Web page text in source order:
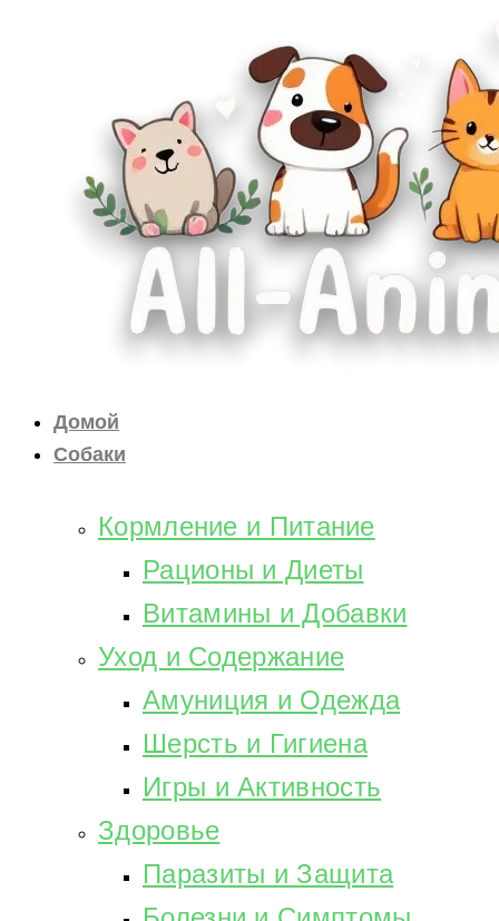
Домой
Собаки
Кормление и Питание
Рационы и Диеты
Витамины и Добавки
Уход и Содержание
Амуниция и Одежда
Шерсть и Гигиена
Игры и Активность
Здоровье
Паразиты и Защита